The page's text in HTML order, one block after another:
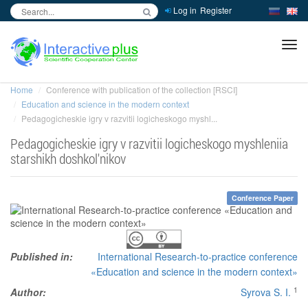
Log in Register
Home
Conference with publication of the collection [RSCI]
Education and science in the modern context
Pedagogicheskie igry v razvitii logicheskogo myshl...
Pedagogicheskie igry v razvitii logicheskogo myshleniia
starshikh doshkol'nikov
Conference Paper
Published in:
International Research-to-practice conference
«Education and science in the modern context»
Author:
Syrova S. I. 1